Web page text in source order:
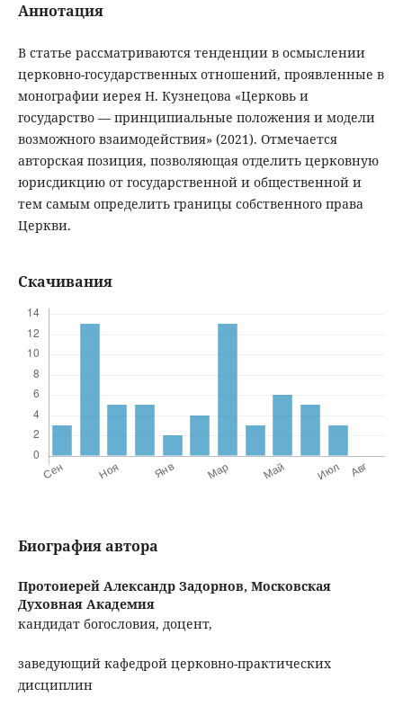
Аннотация
В статье рассматриваются тенденции в осмыслении
церковно-государственных отношений, проявленные в
монографии иерея Н. Кузнецова «Церковь и
государство — принципиальные положения и модели
возможного взаимодействия» (2021). Отмечается
авторская позиция, позволяющая отделить церковную
юрисдикцию от государственной и общественной и
тем самым определить границы собственного права
Церкви.
Скачивания
Биография автора
Протоиерей Александр Задорнов, Московская
Духовная Академия
кандидат богословия, доцент,
заведующий кафедрой церковно-практических
дисциплин